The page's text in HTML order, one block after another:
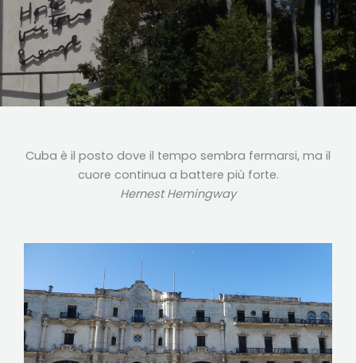
Cuba è il posto dove il tempo sembra fermarsi, ma il
cuore continua a battere più forte.
Hernest Hemingway